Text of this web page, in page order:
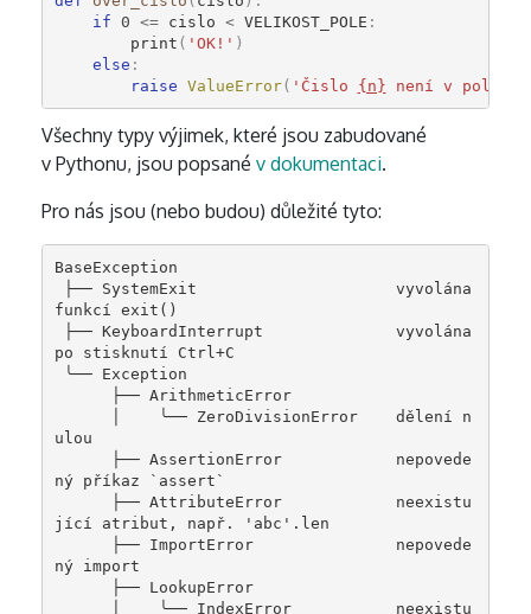
if 0 <= cislo < VELIKOST_POLE :
print ( 'OK!' )
else :
raise ValueError( 'Čislo {n} není v poli!'
Všechny typy výjimek, které jsou zabudované
v Pythonu, jsou popsané v dokumentaci.
Pro nás jsou (nebo budou) důležité tyto:
BaseException
funkcí exit()
po stisknutí Ctrl+C
ulou
ný příkaz `assert`
jící atribut, např. 'abc'.len
ný import